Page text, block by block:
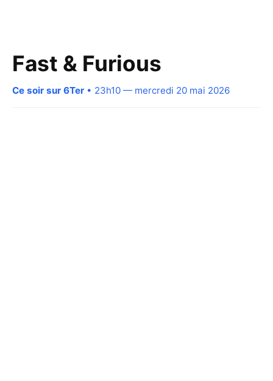
Fast & Furious
Ce soir sur 6Ter • 23h10 — mercredi 20 mai 2026